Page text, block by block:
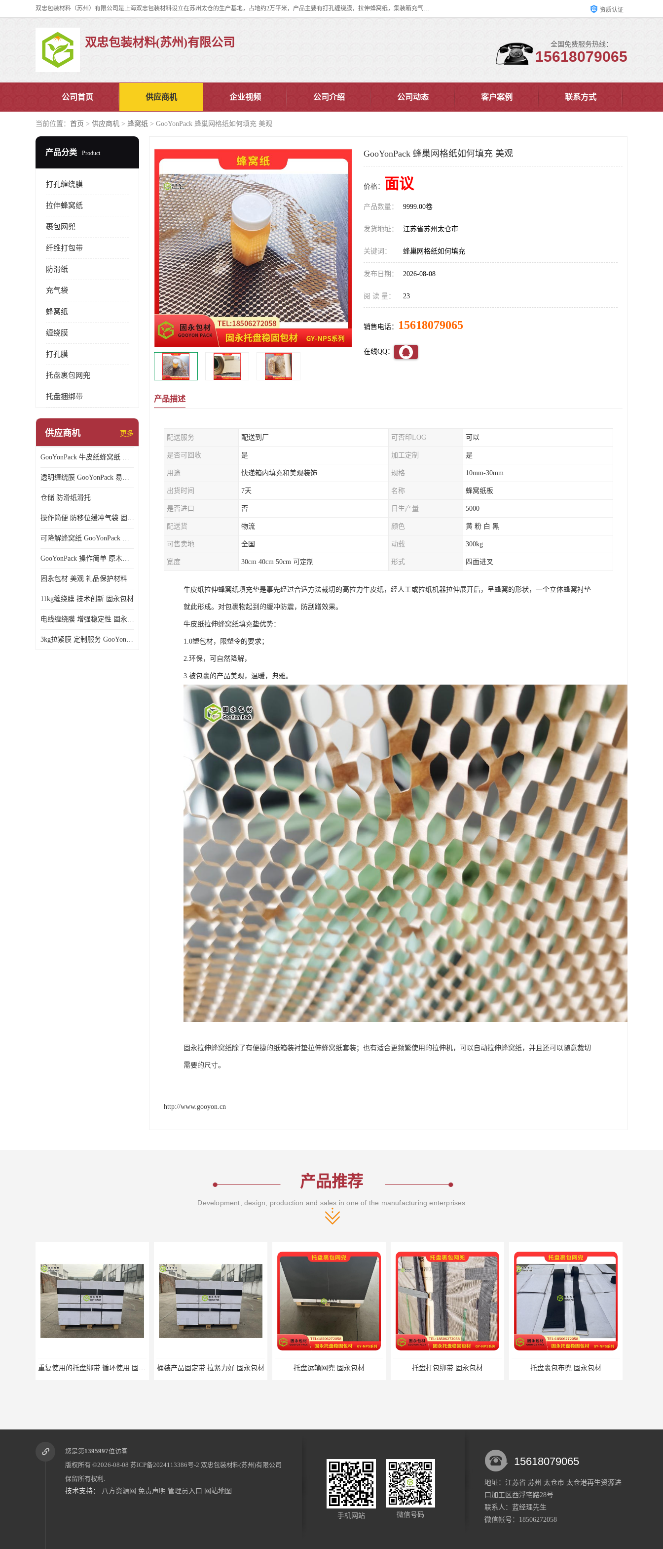
双忠包装材料（苏州）有限公司是上海双忠包装材料设立在苏州太仓的生产基地，占地约2万平米，产品主要有打孔缠绕膜，拉伸蜂窝纸，集装箱充气袋，滑托板，打包带，裹包网兜，防滑纸等箱体和托盘的运输和保护性包材。固永包材®，GooYon Pack®，是我们保护性包装材料的专属品牌。 资质认证
双忠包装材料(苏州)有限公司 全国免费服务热线：
15618079065
公司首页 供应商机 企业视频 公司介绍 公司动态 客户案例 联系方式
当前位置： 首页 > 供应商机 > 蜂窝纸 > GooYonPack 蜂巢网格纸如何填充 美观
产品分类 Product
打孔缠绕膜
拉伸蜂窝纸
裹包网兜
纤维打包带
防滑纸
充气袋
蜂窝纸
缠绕膜
打孔膜
托盘裹包网兜
托盘捆绑带
供应商机 更多
GooYonPack 牛皮纸蜂窝纸 循环使用
透明缠绕膜 GooYonPack 易撕扯不残留
仓储 防滑纸滑托
操作简便 防移位缓冲气袋 固永包材
可降解蜂窝纸 GooYonPack 循环使用
GooYonPack 操作简单 原木浆蜂巢网格纸
固永包材 美观 礼品保护材料
11kg缠绕膜 技术创新 固永包材
电线缠绕膜 增强稳定性 固永包材
3kg拉紧膜 定制服务 GooYonPack
GooYonPack 蜂巢网格纸如何填充 美观
价格： 面议
产品数量： 9999.00卷
发货地址： 江苏省苏州太仓市
关键词： 蜂巢网格纸如何填充
发布日期： 2026-08-08
阅 读 量： 23
销售电话： 15618079065
在线QQ：
产品描述
配送服务 配送到厂 可否印LOG 可以
是否可回收 是 加工定制 是
用途 快递箱内填充和美观装饰 规格 10mm-30mm
出货时间 7天 名称 蜂窝纸板
是否进口 否 日生产量 5000
配送货 物流 颜色 黄 粉 白 黑
可售卖地 全国 动载 300kg
宽度 30cm 40cm 50cm 可定制 形式 四面进叉
牛皮纸拉伸蜂窝纸填充垫是事先经过合适方法裁切的高拉力牛皮纸，经人工或拉纸机器拉伸展开后，呈蜂窝的形状，一个立体蜂窝衬垫
就此形成。对包裹物起到的缓冲防震，防刮蹭效果。
牛皮纸拉伸蜂窝纸填充垫优势：
1.0塑包材，限塑令的要求；
2.环保，可自然降解，
3.被包裹的产品美观，温暖，典雅。
固永拉伸蜂窝纸除了有便捷的纸箱装衬垫拉伸蜂窝纸套装；也有适合更频繁使用的拉伸机，可以自动拉伸蜂窝纸，并且还可以随意裁切
需要的尺寸。
http://www.gooyon.cn
产品推荐
Development, design, production and sales in one of the manufacturing enterprises
重复使用的托盘绑带 循环使用 固永包材 桶装产品固定带 拉紧力好 固永包材 托盘运输网兜 固永包材 托盘打包绑带 固永包材 托盘裹包布兜 固永包材
电动蜂窝纸拉伸机 固永包材 化妆品装饰材料 固永包材
您是第1395997位访客
版权所有 ©2026-08-08 苏ICP备2024113386号-2 双忠包装材料(苏州)有限公司
保留所有权利.
技术支持：
八方资源网 免责声明 管理员入口 网站地图
手机网站 微信号码
15618079065
地址：江苏省 苏州 太仓市 太仓港再生资源进
口加工区西浮宅路28号
联系人：蓝经理先生
微信帐号：18506272058